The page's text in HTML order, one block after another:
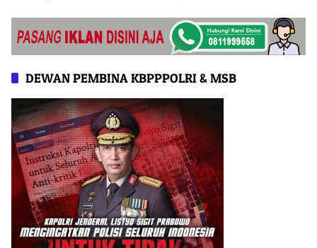
DEWAN PEMBINA KBPPPOLRI & MSB